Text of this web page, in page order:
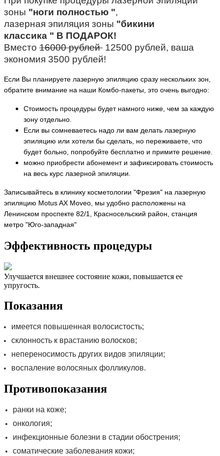
зоны "ноги полностью ",
лазерная эпиляция зоны "бикини
классика " В ПОДАРОК!
Вместо 16000 рублей 12500 рублей, ваша
экономия 3500 рублей!
Если Вы планируете лазерную эпиляцию сразу нескольких зон,
обратите внимание на наши Комбо-пакеты, это очень выгодно:
Стоимость процедуры будет намного ниже, чем за каждую
зону отдельно.
Если вы сомневаетесь надо ли вам делать лазерную
эпиляцию или хотели бы сделать, но переживаете, что
будет больно, попробуйте бесплатно и примите решение.
можно приобрести абонемент и зафиксировать стоимость
на весь курс лазерной эпиляции.
Записывайтесь в клинику косметологии "Фрезия" на лазерную
эпиляцию Motus AX Moveo, мы удобно расположены на
Ленинском проспекте 82/1, Красносельский район, станция
метро "Юго-западная"
Эффективность процедуры
Улучшается внешнее состояние кожи, повышается ее
упругость.
Показания
имеется повышенная волосистость;
склонность к врастанию волосков;
непереносимость других видов эпиляции;
воспаление волосяных фолликулов.
Противопоказания
ранки на коже;
онкология;
инфекционные болезни в стадии обострения;
соматические заболевания кожи;